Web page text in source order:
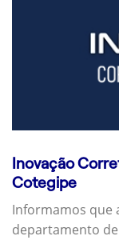
Inovação
Cotegipe
Informamos que
departamento